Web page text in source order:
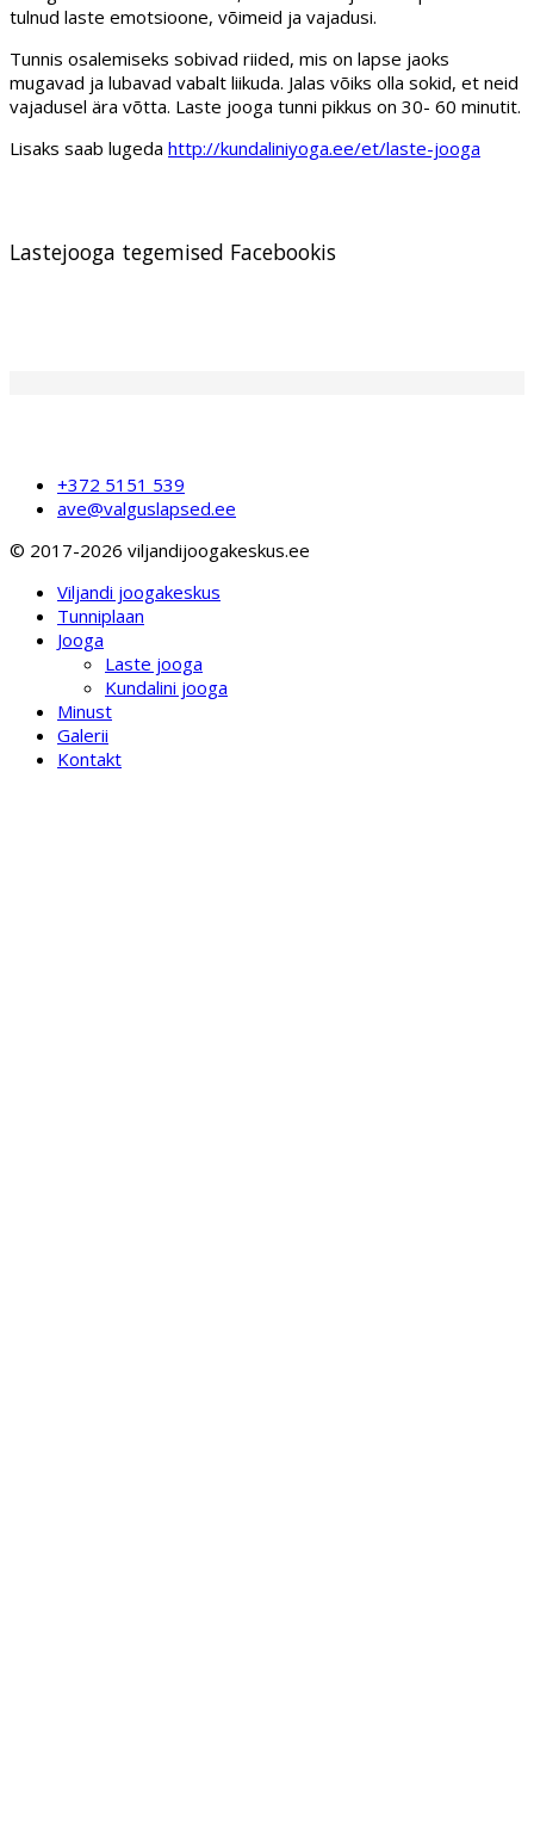
tulnud laste emotsioone, võimeid ja vajadusi.
Tunnis osalemiseks sobivad riided, mis on lapse jaoks
mugavad ja lubavad vabalt liikuda. Jalas võiks olla sokid, et neid
vajadusel ära võtta. Laste jooga tunni pikkus on 30- 60 minutit.
Lisaks saab lugeda http://kundaliniyoga.ee/et/laste-jooga
Lastejooga tegemised Facebookis
+372 5151 539
ave@valguslapsed.ee
© 2017-2026 viljandijoogakeskus.ee
Viljandi joogakeskus
Tunniplaan
Jooga
Laste jooga
Kundalini jooga
Minust
Galerii
Kontakt